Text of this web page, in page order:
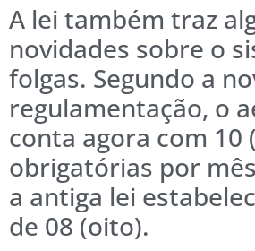
A lei também traz
novidades sobre o
folgas. Segundo a
regulamentação, o
conta agora com 10
obrigatórias por
a antiga lei
de 08 (oito).